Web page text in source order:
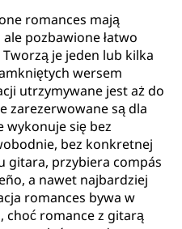
romances mają
pozbawione łatwo
je jeden lub kilka
wersem
utrzymywane jest aż do
zarezerwowane są dla
wykonuje się bez
bez konkretnej
gitara, przybiera compás
a nawet najbardziej
romances bywa w
romance z gitarą